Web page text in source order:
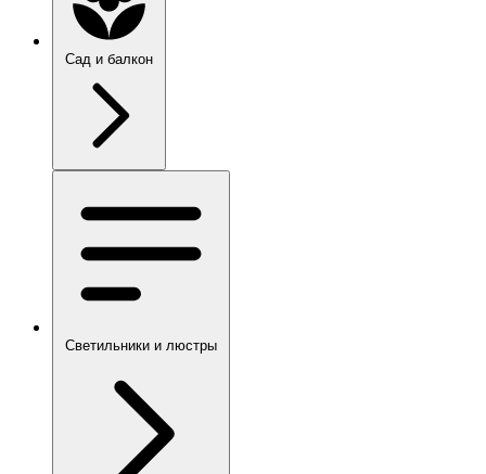
Сад и балкон
Светильники и люстры